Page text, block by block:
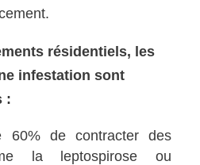
résidentiels, les
infestation sont
:
60% de contracter des
la leptospirose ou